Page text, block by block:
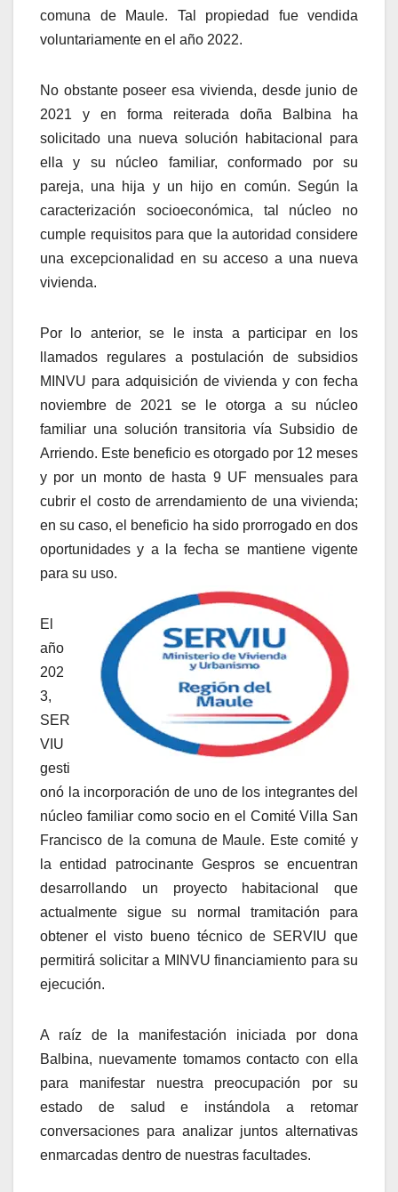
comuna de Maule. Tal propiedad fue vendida
voluntariamente en el año 2022.
No obstante poseer esa vivienda, desde junio de
2021 y en forma reiterada doña Balbina ha
solicitado una nueva solución habitacional para
ella y su núcleo familiar, conformado por su
pareja, una hija y un hijo en común. Según la
caracterización socioeconómica, tal núcleo no
cumple requisitos para que la autoridad considere
una excepcionalidad en su acceso a una nueva
vivienda.
Por lo anterior, se le insta a participar en los
llamados regulares a postulación de subsidios
MINVU para adquisición de vivienda y con fecha
noviembre de 2021 se le otorga a su núcleo
familiar una solución transitoria vía Subsidio de
Arriendo. Este beneficio es otorgado por 12 meses
y por un monto de hasta 9 UF mensuales para
cubrir el costo de arrendamiento de una vivienda;
en su caso, el beneficio ha sido prorrogado en dos
oportunidades y a la fecha se mantiene vigente
para su uso.
El
año
202
3,
SER
VIU
gesti
onó la incorporación de uno de los integrantes del
núcleo familiar como socio en el Comité Villa San
Francisco de la comuna de Maule. Este comité y
la entidad patrocinante Gespros se encuentran
desarrollando un proyecto habitacional que
actualmente sigue su normal tramitación para
obtener el visto bueno técnico de SERVIU que
permitirá solicitar a MINVU financiamiento para su
ejecución.
A raíz de la manifestación iniciada por dona
Balbina, nuevamente tomamos contacto con ella
para manifestar nuestra preocupación por su
estado de salud e instándola a retomar
conversaciones para analizar juntos alternativas
enmarcadas dentro de nuestras facultades.